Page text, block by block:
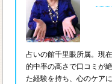
占いの館千里眼所属。現
的中率の高さで口コミが
た経験を持ち、心のケア